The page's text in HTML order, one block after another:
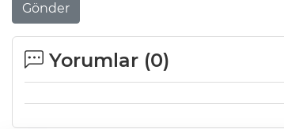
Gönder
Yorumlar (0)